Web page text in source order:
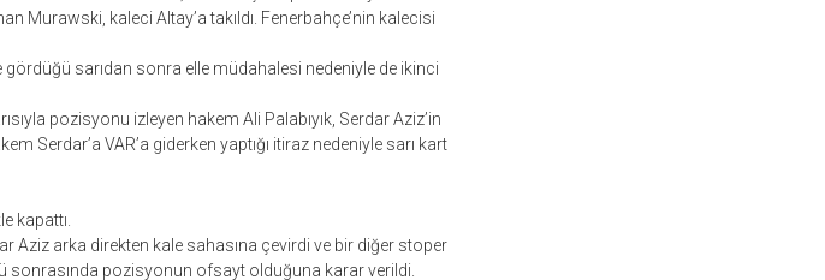
Murawski, kaleci Altay’a takıldı. Fenerbahçe’nin kalecisi
sarıdan sonra elle müdahalesi nedeniyle de ikinci
pozisyonu izleyen hakem Ali Palabıyık, Serdar Aziz’in
Serdar’a VAR’a giderken yaptığı itiraz nedeniyle sarı kart
kapattı.
Aziz arka direkten kale sahasına çevirdi ve bir diğer stoper
pozisyonun ofsayt olduğuna karar verildi.